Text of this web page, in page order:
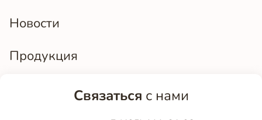
Новости
Продукция
Связаться с нами